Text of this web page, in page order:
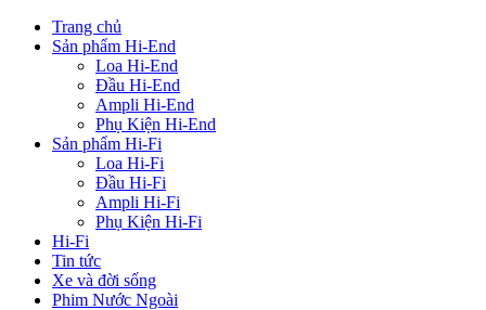
Trang chủ
Sản phẩm Hi-End
Loa Hi-End
Đầu Hi-End
Ampli Hi-End
Phụ Kiện Hi-End
Sản phẩm Hi-Fi
Loa Hi-Fi
Đầu Hi-Fi
Ampli Hi-Fi
Phụ Kiện Hi-Fi
Hi-Fi
Tin tức
Xe và đời sống
Phim Nước Ngoài